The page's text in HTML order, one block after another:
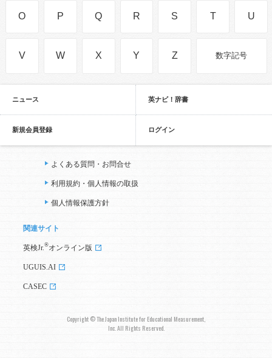
O P Q R S T U
V W X Y Z 数字記号
ニュース 英ナビ！辞書
新規会員登録 ログイン
よくある質問・お問合せ
利用規約・個人情報の取扱
個人情報保護方針
関連サイト
英検Jr. ®オンライン版
UGUIS.AI
CASEC
Copyright © The Japan Institute for Educational Measurement,
Inc. All Rights Reserved.